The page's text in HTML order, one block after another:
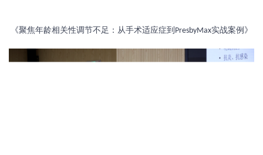
《聚焦年龄相关性调节不足：从手术适应症到 PresbyMax实战案例》